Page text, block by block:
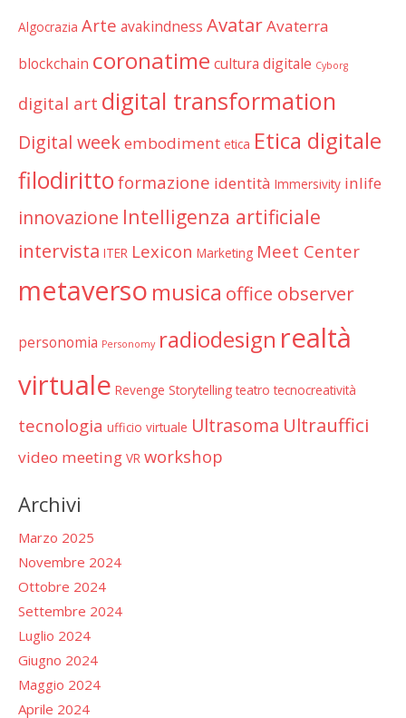
Algocrazia Arte avakindness AvatarAvaterra
blockchain coronatime cultura digitale Cyborg
digital art digital transformation
Digital weekembodiment etica Etica digitale
filodiritto formazione identità Immersivity inlife
innovazione Intelligenza artificiale
intervista ITER Lexicon Marketing Meet Center
metaverso musica office observer
personomia Personomy radiodesign realtà
virtuale Revenge Storytelling teatro tecnocreatività
tecnologia ufficio virtuale Ultrasoma Ultrauffici
video meeting VR workshop
Archivi
Marzo 2025
Novembre 2024
Ottobre 2024
Settembre 2024
Luglio 2024
Giugno 2024
Maggio 2024
Aprile 2024